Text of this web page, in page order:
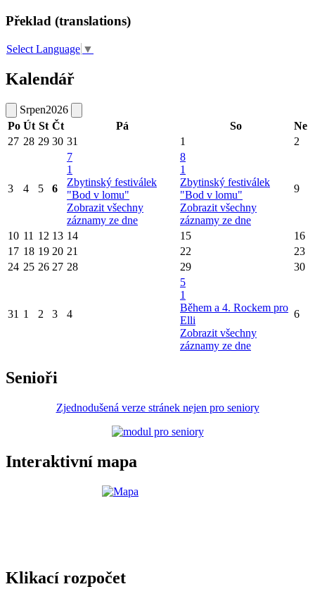
Překlad (translations)
Select Language ▼
Kalendář
Srpen2026
Po Út St Čt Pá So
Ne
27 28 29 30 31 1 2
3 4 5 6
7
1
Zbytinský festiválek
"Bod v lomu"
Zobrazit všechny
záznamy ze dne
8
1
Zbytinský festiválek
"Bod v lomu"
Zobrazit všechny
záznamy ze dne
9
10 11 12 13 14 15
16
17 18 19 20 21 22
23
24 25 26 27 28 29 30
31 1 2 3 4
5
1
Během a 4. Rockem pro
Elli
Zobrazit všechny
záznamy ze dne
6
Senioři
Zjednodušená verze stránek nejen pro seniory
Interaktivní mapa
Klikací rozpočet